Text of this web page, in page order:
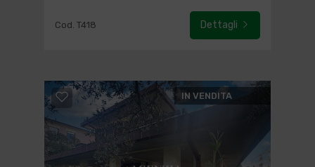
Cod. T418 Dettagli
IN VENDITA